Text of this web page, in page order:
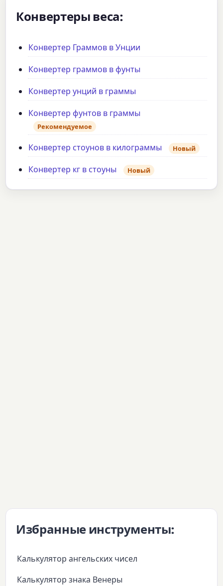
Конвертеры веса:
Конвертер Граммов в Унции
Конвертер граммов в фунты
Конвертер унций в граммы
Конвертер фунтов в граммы
Рекомендуемое
Конвертер стоунов в килограммы Новый
Конвертер кг в стоуны Новый
Избранные инструменты:
Калькулятор ангельских чисел
Калькулятор знака Венеры